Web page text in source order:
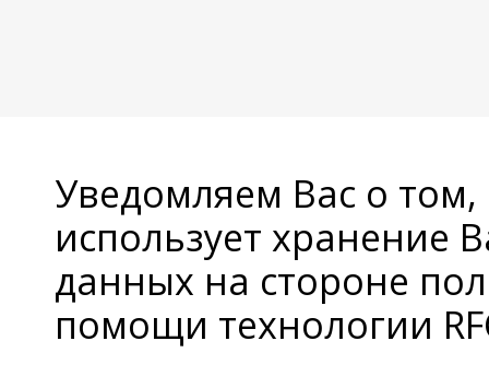
Уведомляем Вас о
использует хранение
данных на стороне
помощи технологии